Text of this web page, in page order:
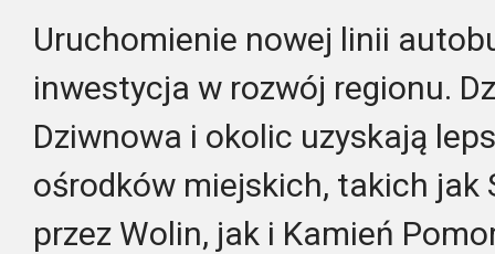
Uruchomienie nowej linii
inwestycja w rozwój regionu.
Dziwnowa i okolic uzyskają
ośrodków miejskich, takich jak
przez Wolin, jak i Kamień